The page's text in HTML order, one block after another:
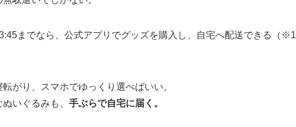
までなら、公式アプリでグッズを購入し、自宅へ配送できる（※1
がり、スマホでゆっくり選べばいい。
いぐるみも、 手ぶらで自宅に届く。